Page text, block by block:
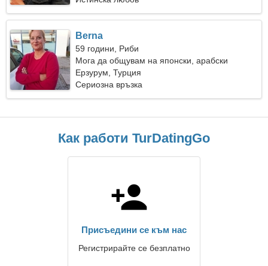
Berna
59 години, Риби
Мога да общувам на японски, арабски
Ерзурум, Турция
Сериозна връзка
Как работи TurDatingGo
Присъедини се към нас
Регистрирайте се безплатно